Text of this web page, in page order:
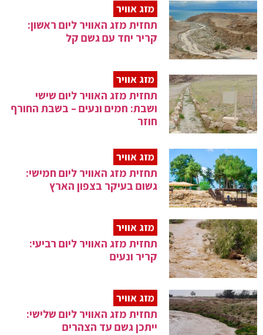
מזג אוויר
תחזית מזג האוויר ליום ראשון:
קריר יחד עם גשם קל
מזג אוויר
תחזית מזג האוויר ליום שישי
ושבת: חמים ונעים – בשבת החורף
חוזר
מזג אוויר
תחזית מזג האוויר ליום חמישי:
גשום בעיקר בצפון הארץ
מזג אוויר
תחזית מזג האוויר ליום רביעי:
קריר ונעים
מזג אוויר
תחזית מזג האוויר ליום שלישי:
ייתכן גשם עד הצהרים